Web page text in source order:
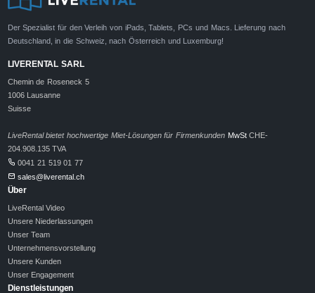
Der Spezialist für den Verleih von iPads, Tablets, PCs und Macs. Lieferung nach
Deutschland, in die Schweiz, nach Österreich und Luxemburg!
LIVERENTAL SARL
Chemin de Roseneck 5
1006 Lausanne
Suisse
LiveRental bietet hochwertige Miet-Lösungen für Firmenkunden MwStCHE-
204.908.135 TVA
0041 21 519 01 77
sales@liverental.ch
Über
LiveRental Video
Unsere Niederlassungen
Unser Team
Unternehmensvorstellung
Unsere Kunden
Unser Engagement
Dienstleistungen